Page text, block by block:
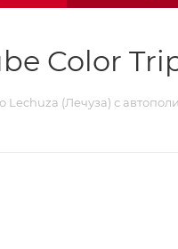
Color
Lechuza (Лечуза) с